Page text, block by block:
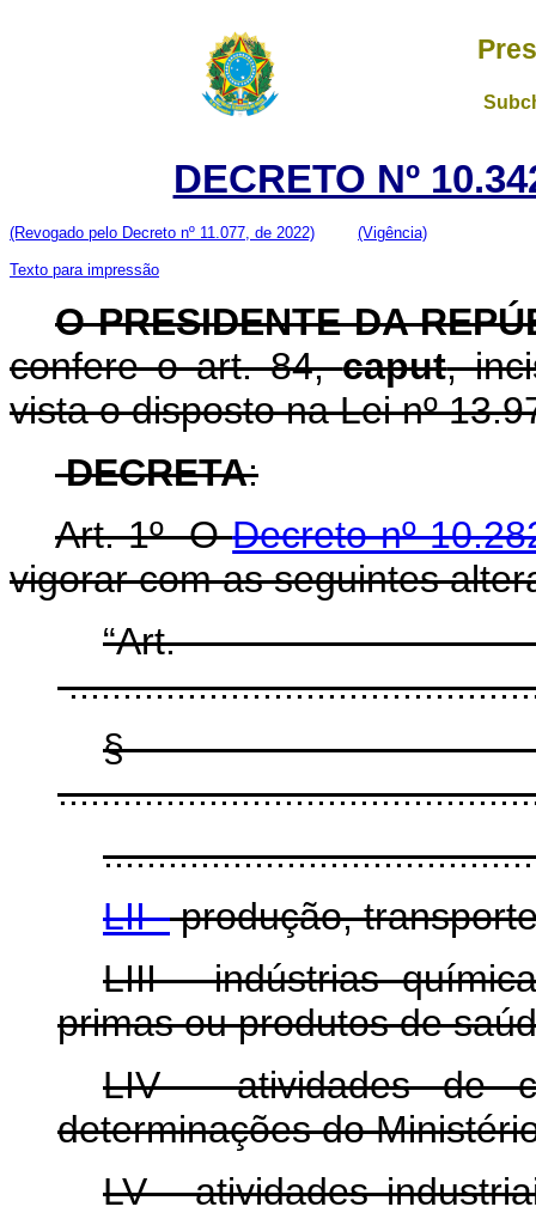
DECRETO Nº
(Revogado pelo Decreto nº 11.077, de 2022) (Vigência)
Texto para impressão
O PRESIDENTE DA
confere o art. 84,caput,
vista o disposto na Lei nº
DECRETA:
Art. 1º ODecreto nº
vigorar com as seguintes
§
LII -produção,
LIII - indústrias
primas ou produtos de
LIV - atividades de
determinações do
LV - atividades